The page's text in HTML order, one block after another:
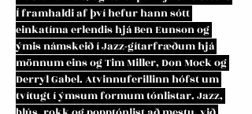
Í framhaldi af því hefur hann sótt
einkatíma erlendis hjá Ben Eunson og
ýmis námskeið í Jazz-gítarfræðum hjá
mönnum eins og Tim Miller, Don Mock og
Derryl Gabel. Atvinnuferillinn hófst um
tvítugt í ýmsum formum tónlistar. Jazz,